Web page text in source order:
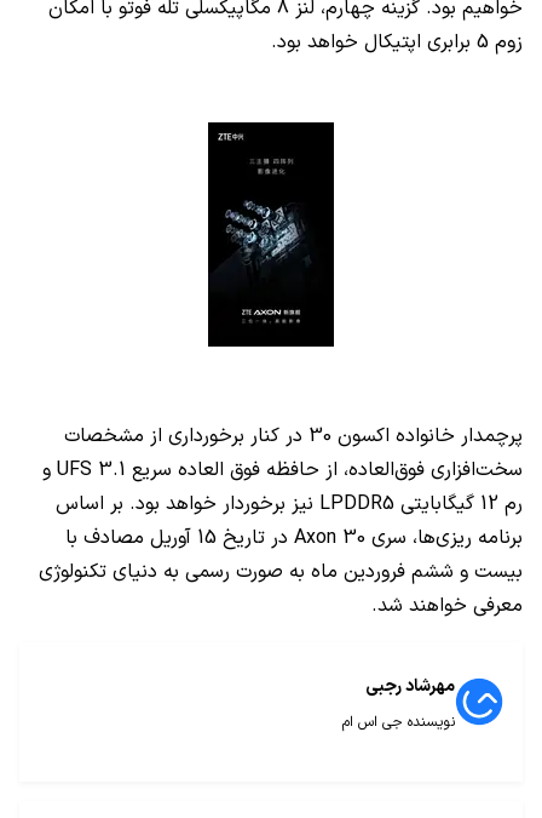
خواهیم بود. گزینه چهارم، لنز 8 مگاپیکسلی تله فوتو با امکان
زوم 5 برابری اپتیکال خواهد بود.
پرچمدار خانواده اکسون 30 در کنار برخورداری از مشخصات
سخت‌افزاری فوق‌العاده، از حافظه فوق العاده سریع UFS 3.1 و
رم 12 گیگابایتی LPDDR5 نیز برخوردار خواهد بود. بر اساس
برنامه ریزی‌ها، سری Axon 30
در تاریخ 15 آوریل مصادف با
بیست و ششم فروردین ماه به صورت رسمی به دنیای تکنولوژی
معرفی خواهند شد.
مهرشاد رجبی
نویسنده جی اس ام